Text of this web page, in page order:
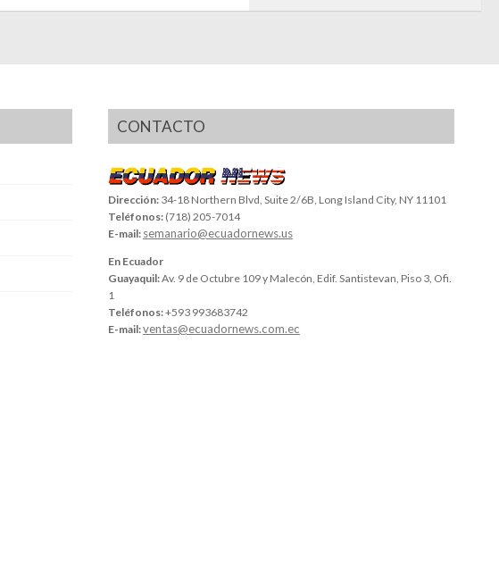
CONTACTO
Dirección: 34-18 Northern Blvd, Suite 2/6B, Long Island City, NY 11101
Teléfonos: (718) 205-7014
E-mail: semanario@ecuadornews.us
En Ecuador
Guayaquil:Av. 9 de Octubre 109 y Malecón, Edif. Santistevan, Piso 3, Ofi.
1
Teléfonos:+593 993683742
E-mail:ventas@ecuadornews.com.ec